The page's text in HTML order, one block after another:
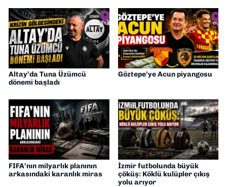
Altay’da Tuna Üzümcü
dönemi başladı
Göztepe’ye Acun piyangosu
FIFA’nın milyarlık planının
arkasındaki karanlık miras
İzmir futbolunda büyük
çöküş: Köklü kulüpler çıkış
yolu arıyor